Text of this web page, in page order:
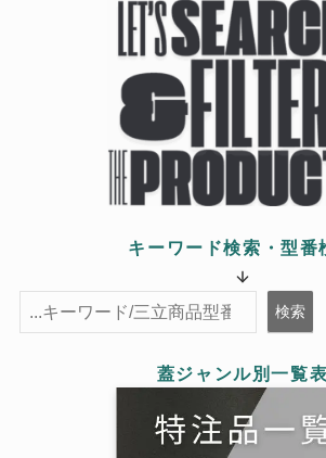
キーワード検索・型番
検索 検索
蓋ジャンル別一覧表